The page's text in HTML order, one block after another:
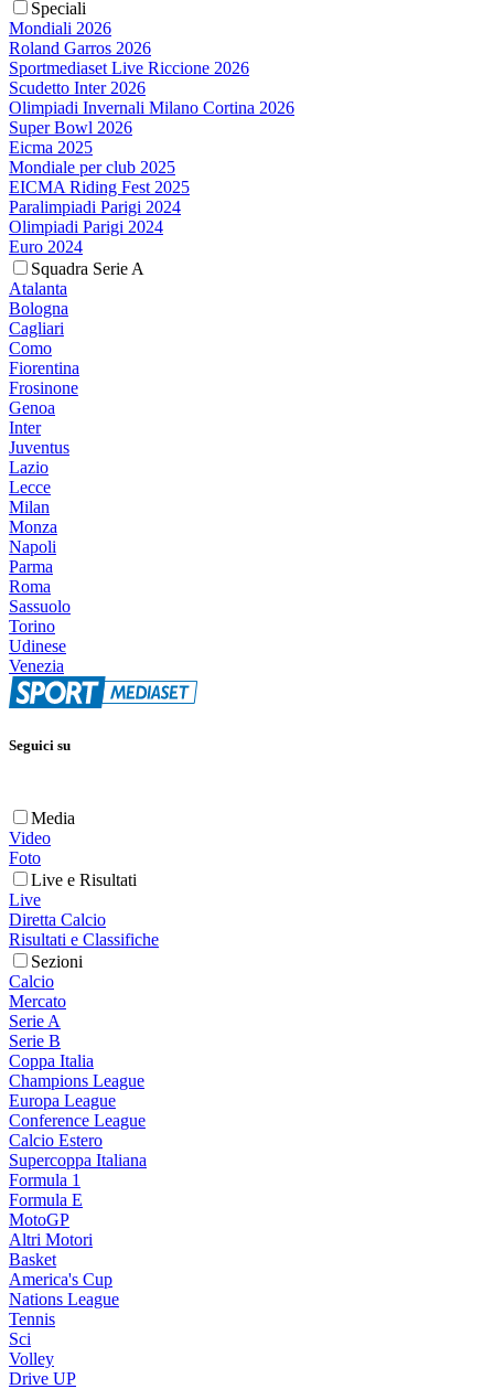
Speciali
Mondiali 2026
Roland Garros 2026
Sportmediaset Live Riccione 2026
Scudetto Inter 2026
Olimpiadi Invernali Milano Cortina 2026
Super Bowl 2026
Eicma 2025
Mondiale per club 2025
EICMA Riding Fest 2025
Paralimpiadi Parigi 2024
Olimpiadi Parigi 2024
Euro 2024
Squadra Serie A
Atalanta
Bologna
Cagliari
Como
Fiorentina
Frosinone
Genoa
Inter
Juventus
Lazio
Lecce
Milan
Monza
Napoli
Parma
Roma
Sassuolo
Torino
Udinese
Venezia
Seguici su
Media
Video
Foto
Live e Risultati
Live
Diretta Calcio
Risultati e Classifiche
Sezioni
Calcio
Mercato
Serie A
Serie B
Coppa Italia
Champions League
Europa League
Conference League
Calcio Estero
Supercoppa Italiana
Formula 1
Formula E
MotoGP
Altri Motori
Basket
America's Cup
Nations League
Tennis
Sci
Volley
Drive UP